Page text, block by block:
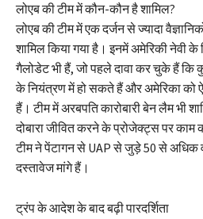
लोएब की टीम में कौन-कौन है शामिल?
लोएब की टीम में एक दर्जन से ज्यादा
शामिल किया गया है। इनमें अमेरिकी नेवी के
गैलोडेट भी हैं, जो पहले दावा कर चुके हैं कि कुछ
के नियंत्रण में हो सकते हैं और अमेरिका को
हैं। टीम में अरबपति कारोबारी बेन लैम भी
दोबारा जीवित करने के प्रोजेक्ट्स पर
टीम ने पेंटागन से UAP से जुड़े 50 से अधिक
दस्तावेज मांगे हैं।
ट्रंप के आदेश के बाद बढ़ी पारदर्शिता